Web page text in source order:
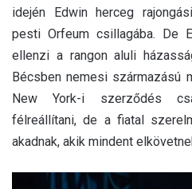
idején Edwin herceg
pesti Orfeum csillagába. De
ellenzi a rangon aluli
Bécsben nemesi származású
New York-i szerződés
félreállítani, de a fiatal
akadnak, akik mindent